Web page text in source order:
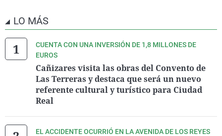
LO MÁS
CUENTA CON UNA INVERSIÓN DE 1,8 MILLONES DE
EUROS
Cañizares visita las obras del Convento de
Las Terreras y destaca que será un nuevo
referente cultural y turístico para Ciudad
Real
EL ACCIDENTE OCURRIÓ EN LA AVENIDA DE LOS REYES